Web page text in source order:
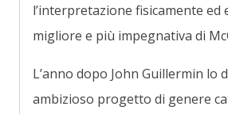
l’interpretazione fisicamente ed
migliore e più impegnativa di
L’anno dopo John Guillermin lo
ambizioso progetto di genere